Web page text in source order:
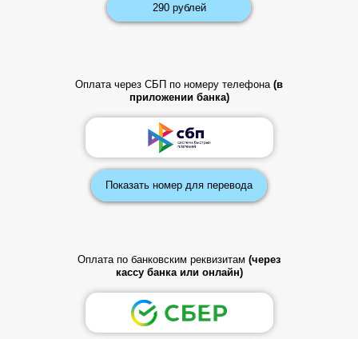
Оплата через СБП по номеру телефона (в
приложении банка)
Показать номер для перевода
290 рублей
Оплата по банковским реквизитам (через
кассу банка или онлайн)